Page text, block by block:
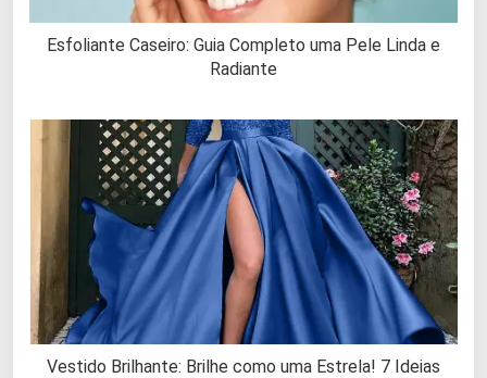
Esfoliante Caseiro: Guia Completo uma Pele Linda e
Radiante
Vestido Brilhante: Brilhe como uma Estrela! 7 Ideias